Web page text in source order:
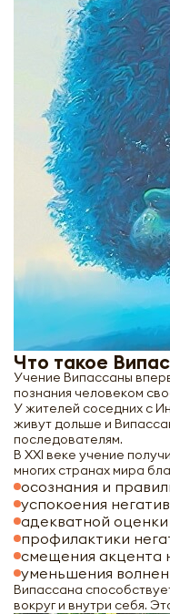
Что такое
Учение Випассаны
познания человеком
У жителей соседних с
живут дольше и
последователям.
В XXI веке учение
многих странах мира
осознания и
успокоения
адекватной
профилактики
смещения акцента
уменьшения
Випассана
вокруг и внутри себя.